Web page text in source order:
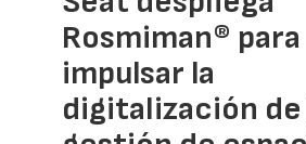
Rosmiman® para
impulsar la
digitalización de